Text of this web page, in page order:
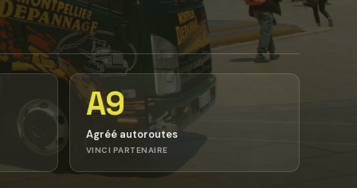
A9
Agréé autoroutes
VINCI PARTENAIRE